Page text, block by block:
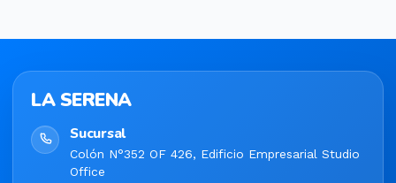
LA SERENA
Sucursal
Colón N°352 OF 426, Edificio Empresarial Studio
Office